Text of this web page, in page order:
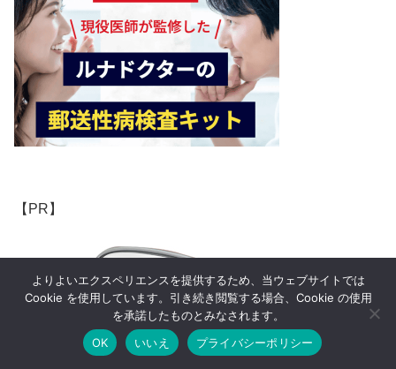
【PR】
ホーム 検索 トップ
よりよいエクスペリエンスを提供するため、当ウェブサイトでは
Cookie を使用しています。引き続き閲覧する場合、Cookie の使用
を承諾したものとみなされます。
OK
いいえ プライバシーポリシー